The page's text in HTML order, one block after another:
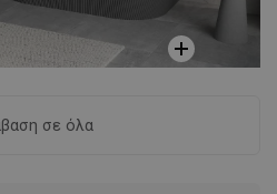
σε όλα